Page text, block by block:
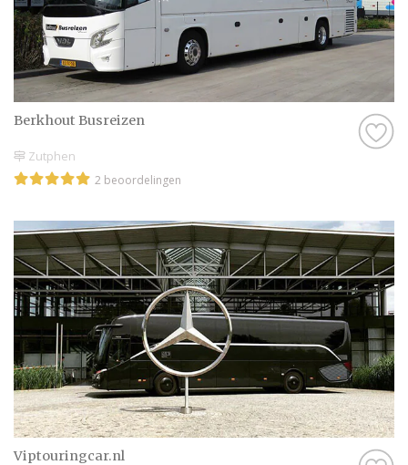
Berkhout Busreizen
Zutphen
2 beoordelingen
Viptouringcar.nl